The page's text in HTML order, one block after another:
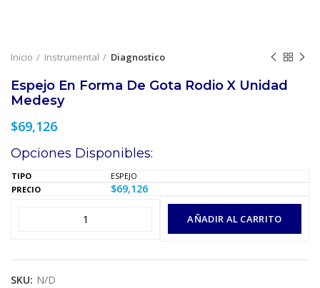
Inicio Instrumental Diagnostico
Espejo En Forma De Gota Rodio X Unidad
Medesy
$69,126
Opciones Disponibles:
ESPEJO
$69,126
AÑADIR AL CARRITO
SKU: N/D